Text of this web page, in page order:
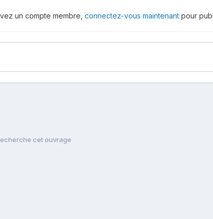
un compte membre, connectez-vous maintenant pour
cet ouvrage